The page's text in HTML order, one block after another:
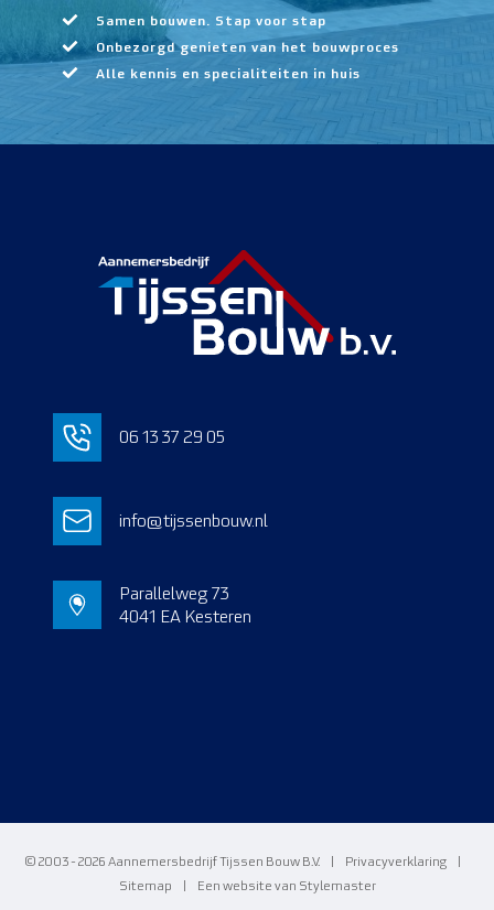
Samen bouwen. Stap voor stap
Onbezorgd genieten van het bouwproces
Alle kennis en specialiteiten in huis
06 13 37 29 05
info@tijssenbouw.nl
Parallelweg 73
4041 EA Kesteren
© 2003 - 2026 Aannemersbedrijf Tijssen Bouw B.V. | Privacyverklaring
|
Sitemap
| Een website van Stylemaster